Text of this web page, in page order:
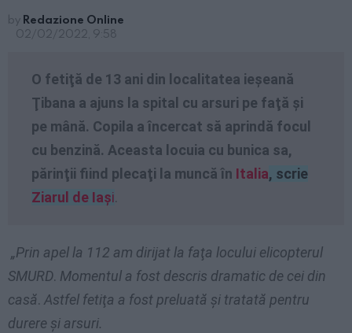
by Redazione Online
02/02/2022, 9:58
O fetiţă de 13 ani din localitatea ieşeană
Ţibana a ajuns la spital cu arsuri pe faţă şi
pe mână. Copila a încercat să aprindă focul
cu benzină. Aceasta locuia cu bunica sa,
părinţii fiind plecaţi la muncă în Italia, scrie
Ziarul de Iași.
„Prin apel la 112 am dirijat la faţa locului elicopterul
SMURD. Momentul a fost descris dramatic de cei din
casă. Astfel fetiţa a fost preluată şi tratată pentru
durere şi arsuri.